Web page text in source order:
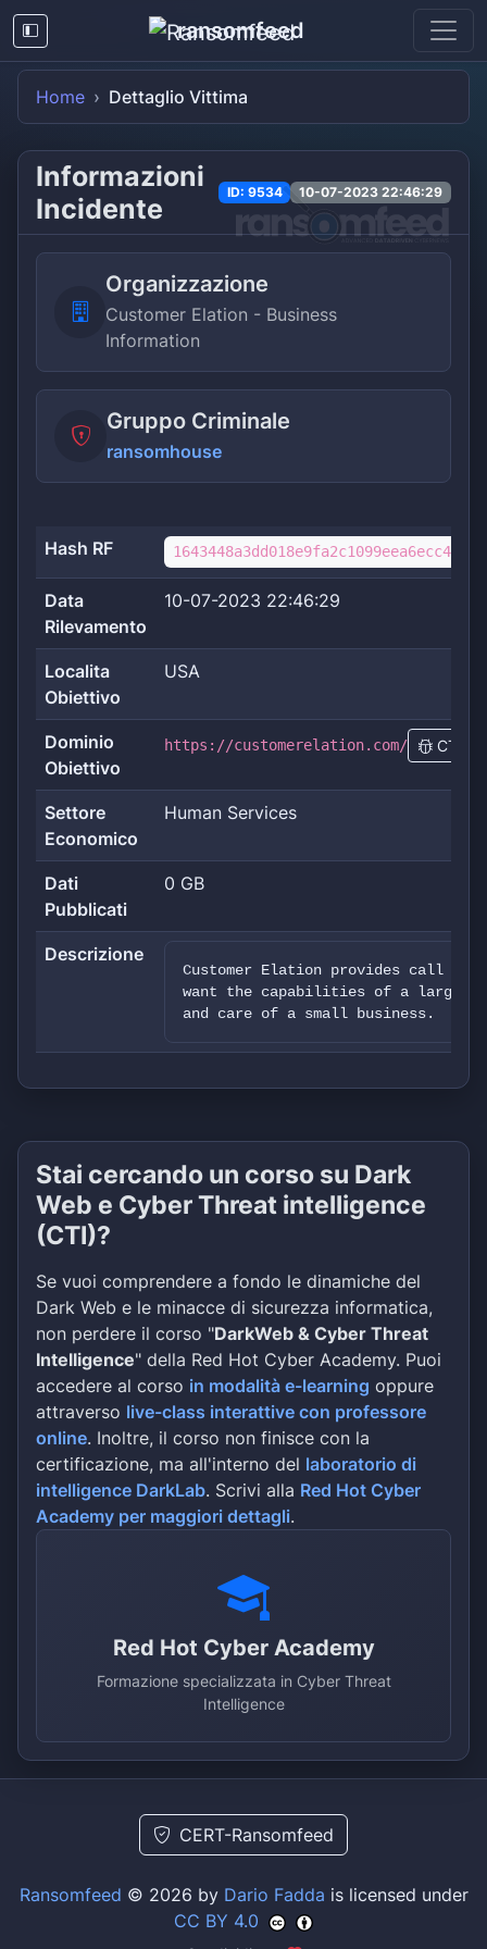
ransomfeed
Home Dettaglio Vittima
Informazioni
Incidente
ID: 9534 10-07-2023 22:46:29
Organizzazione
Customer Elation - Business
Information
Gruppo Criminale
ransomhouse
Hash RF
Data
Rilevamento
10-07-2023 22:46:29
Localita
Obiettivo
USA
Dominio
Obiettivo
https://customerelation.com/ CTI
Settore
Economico
Human Services
Dati
Pubblicati
0 GB
Descrizione
Customer Elation provides call
want the capabilities of a large
and care of a small business.
Stai cercando un corso su Dark
Web e Cyber Threat intelligence
(CTI)?
Se vuoi comprendere a fondo le dinamiche del
Dark Web e le minacce di sicurezza informatica,
non perdere il corso "DarkWeb & Cyber Threat
Intelligence" della Red Hot Cyber Academy. Puoi
accedere al corso in modalità e-learning oppure
attraverso live-class interattive con professore
online. Inoltre, il corso non finisce con la
certificazione, ma all'interno del laboratorio di
intelligence DarkLab. Scrivi alla Red Hot Cyber
Academy per maggiori dettagli.
Red Hot Cyber Academy
Formazione specializzata in Cyber Threat
Intelligence
CERT-Ransomfeed
Ransomfeed © 2026 by Dario Fadda is licensed under
CC BY 4.0